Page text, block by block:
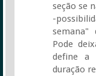
seção se
-
semana"
Pode
define a
duração